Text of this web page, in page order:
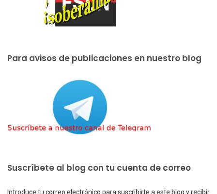
Para avisos de publicaciones en nuestro blog
Suscríbete al blog con tu cuenta de correo
Introduce tu correo electrónico para suscribirte a este blog y recibir